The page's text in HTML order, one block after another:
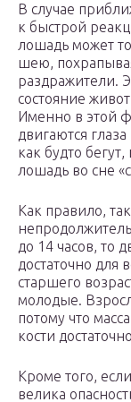
В случае
к быстрой
лошадь может
шею,
раздражители.
состояние
Именно в этой
двигаются
как будто
лошадь во сне
Как правило,
до 14 часов, то
достаточно для
старшего
молодые.
потому что
кости
Кроме того,
велика